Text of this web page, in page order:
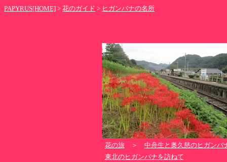
PAPYRUS[HOME] > 花のガイド > ヒガンバナの名所
花の旅＞ 中舟生と奥久慈のヒガンバ
東北のヒガンバナを訪ねて